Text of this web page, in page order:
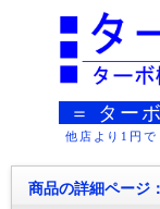
＝ ター
他店より1円で
商品の詳細ページ